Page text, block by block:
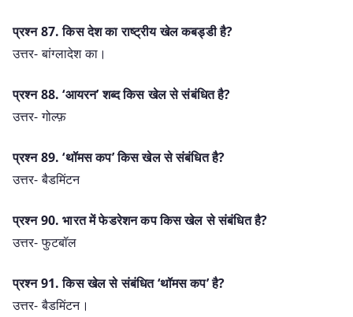
प्रश्न 87. किस देश का राष्ट्रीय खेल कबड्डी है?
उत्तर- बांग्लादेश का।
प्रश्न 88. ‘आयरन’ शब्द किस खेल से संबंधित है?
उत्तर- गोल्फ़
प्रश्न 89. ‘थॉमस कप’ किस खेल से संबंधित है?
उत्तर- बैडमिंटन
प्रश्न 90. भारत में फेडरेशन कप किस खेल से संबंधित है?
उत्तर- फुटबॉल
प्रश्न 91. किस खेल से संबंधित ‘थॉमस कप’ है?
उत्तर- बैडमिंटन।